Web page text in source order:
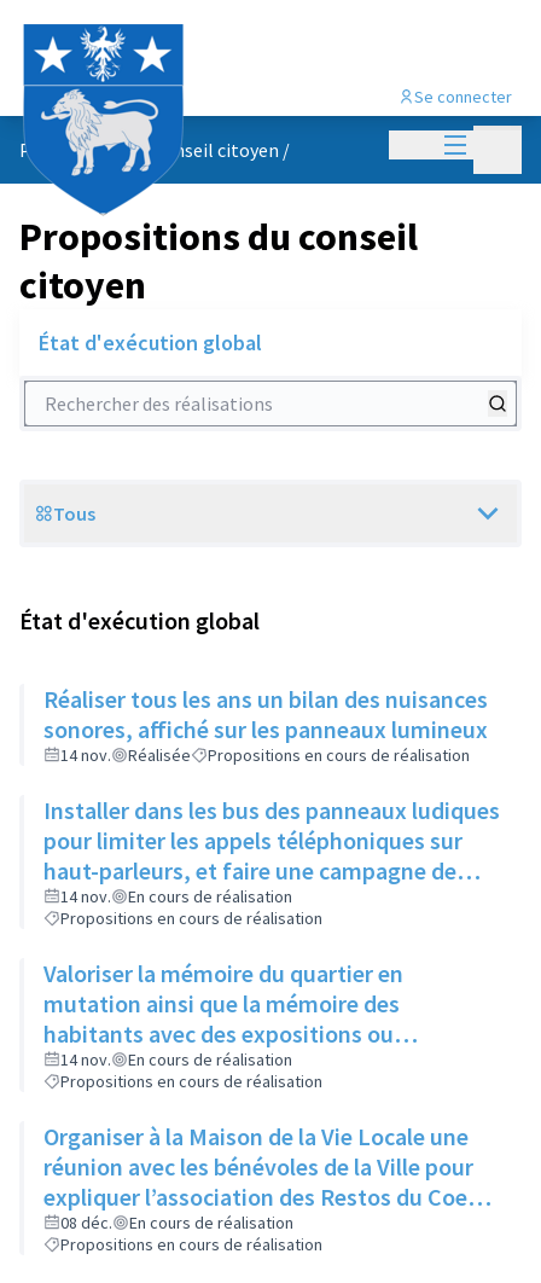
Menu
Se connecter
Propositions du conseil citoyen /
Propositions du conseil
citoyen
État d'exécution global
Rechercher des réalisations
Scope
Tous
État d'exécution global
Réaliser tous les ans un bilan des nuisances
sonores, affiché sur les panneaux lumineux
14 nov. Réalisée Propositions en cours de réalisation
Installer dans les bus des panneaux ludiques
pour limiter les appels téléphoniques sur
haut-parleurs, et faire une campagne de
sensibilisation sur la dangerosité des bruits
forts
14 nov.
En cours de réalisation
Propositions en cours de réalisation
Valoriser la mémoire du quartier en
mutation ainsi que la mémoire des
habitants avec des expositions ou
l'implantation de sculptures
14 nov.
En cours de réalisation
Propositions en cours de réalisation
Organiser à la Maison de la Vie Locale une
réunion avec les bénévoles de la Ville pour
expliquer l’association des Restos du Coeur
et son manque d’aide
08 déc.
En cours de réalisation
Propositions en cours de réalisation